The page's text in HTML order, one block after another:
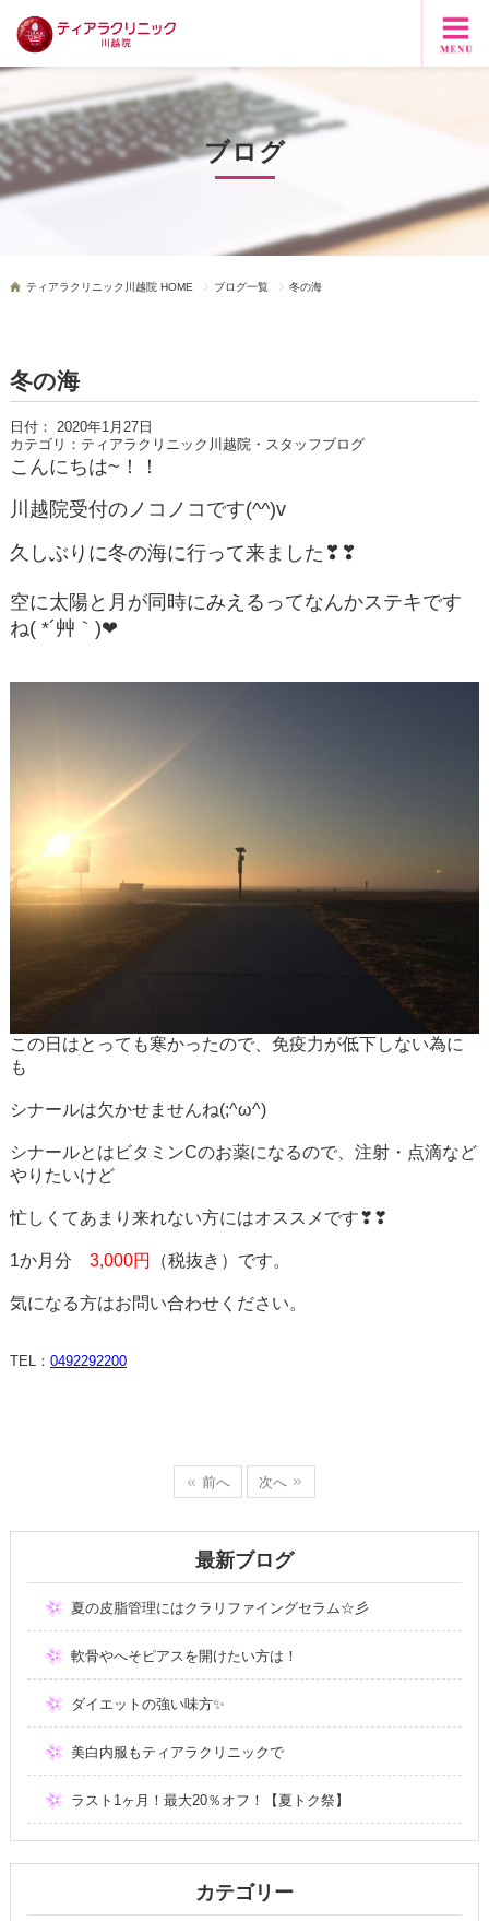
ブログ
ティアラクリニック川越院 HOME ブログ一覧 冬の海
冬の海
日付： 2020年1月27日
カテゴリ： ティアラクリニック川越院・スタッフブログ
こんにちは~！！
川越院受付のノコノコです(^^)v
久しぶりに冬の海に行って来ました❣❣
空に太陽と月が同時にみえるってなんかステキです
ね( *´艸｀)❤
この日はとっても寒かったので、免疫力が低下しない為に
も
シナールは欠かせませんね(;^ω^)
シナールとはビタミンCのお薬になるので、注射・点滴など
やりたいけど
忙しくてあまり来れない方にはオススメです❣❣
1か月分 3,000円 （税抜き）です。
気になる方はお問い合わせください。
TEL： 0492292200
前へ 次へ
最新ブログ
夏の皮脂管理にはクラリファイングセラム☆彡
軟骨やへそピアスを開けたい方は！
ダイエットの強い味方✨
美白内服もティアラクリニックで
ラスト1ヶ月！最大20％オフ！【夏トク祭】
カテゴリー